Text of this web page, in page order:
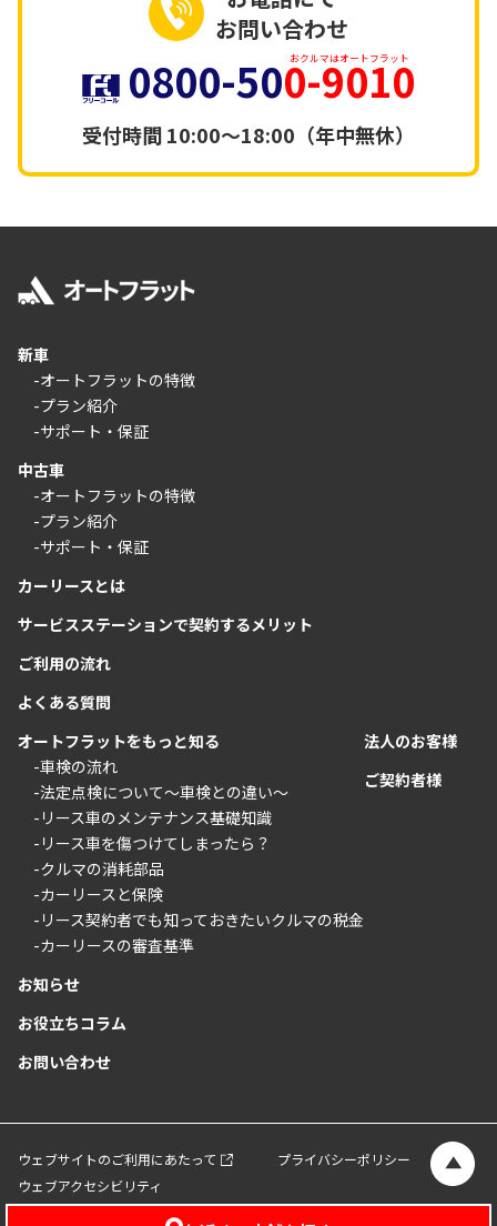
お問い合わせ
0800-500-9010
おクルマはオートフラット
受付時間10:00～18:00（年中無休）
新車
-オートフラットの特徴
-プラン紹介
-サポート・保証
中古車
-オートフラットの特徴
-プラン紹介
-サポート・保証
カーリースとは
サービスステーションで契約するメリット
ご利用の流れ
よくある質問
オートフラットをもっと知る
-車検の流れ
-法定点検について〜車検との違い〜
-リース車のメンテナンス基礎知識
-リース車を傷つけてしまったら？
-クルマの消耗部品
-カーリースと保険
-リース契約者でも知っておきたいクルマの税金
-カーリースの審査基準
お知らせ
お役立ちコラム
お問い合わせ
法人のお客様
ご契約者様
ウェブサイトのご利用にあたって
プライバシーポリシー
ウェブアクセシビリティ